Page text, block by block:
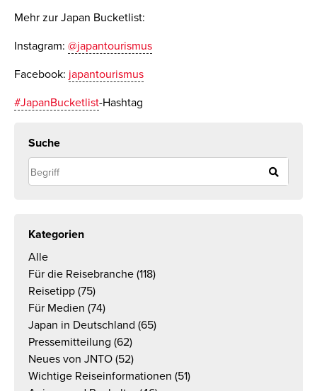
Mehr zur Japan Bucketlist:
Instagram: @japantourismus
Facebook: japantourismus
#JapanBucketlist-Hashtag
Suche
Kategorien
Alle
Für die Reisebranche (118)
Reisetipp (75)
Für Medien (74)
Japan in Deutschland (65)
Pressemitteilung (62)
Neues von JNTO (52)
Wichtige Reiseinformationen (51)